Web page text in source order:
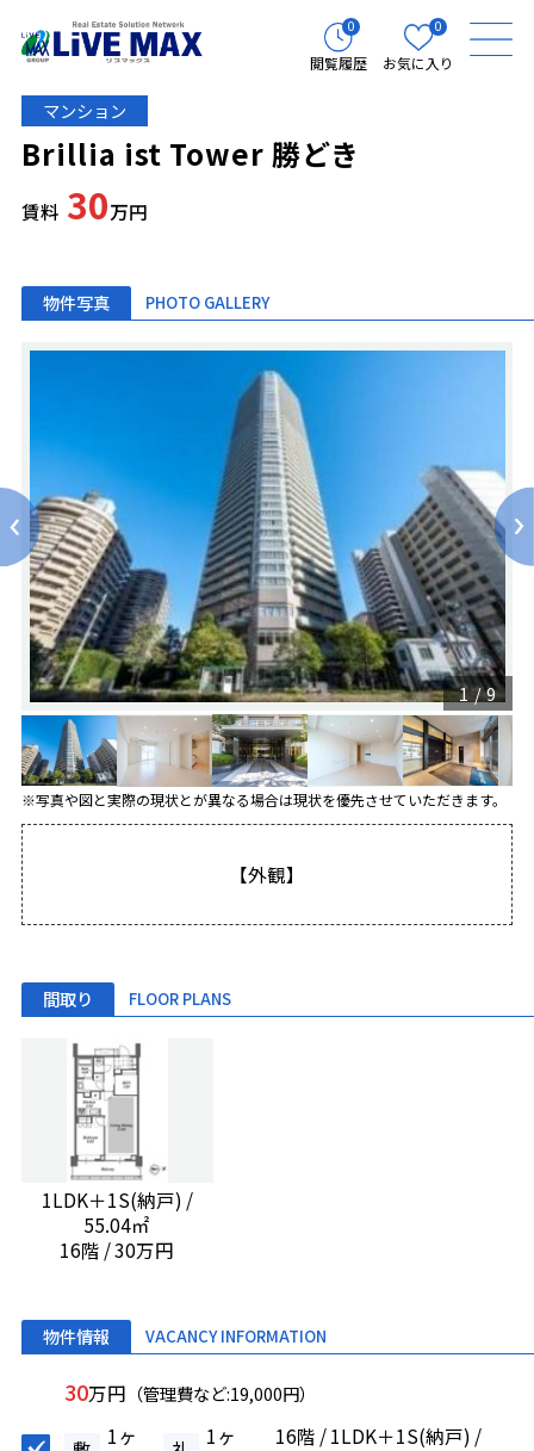
0
閲覧履歴
0
お気に入り
マンション
Brillia ist Tower 勝どき
賃料 30万円
物件写真 PHOTO GALLERY
1/9
※写真や図と実際の現状とが異なる場合は現状を優先させていただきます。
【外観】
間取り FLOOR PLANS
1LDK＋1S(納戸) /
55.04㎡
16階 / 30万円
物件情報 VACANCY INFORMATION
30万円 （管理費など:19,000円）
1ヶ
1ヶ
16階 / 1LDK＋1S(納戸) /